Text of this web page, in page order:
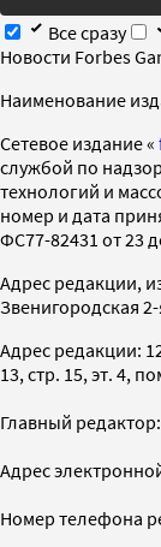
Все сразу
Новости Forbes
Наименование
Cетевое издание «
службой по
технологий и
номер и дата
ФС77-82431 от 23
Адрес редакции,
Звенигородская 2-
Адрес редакции:
13, стр. 15, эт. 4,
Главный
Адрес
Номер телефона